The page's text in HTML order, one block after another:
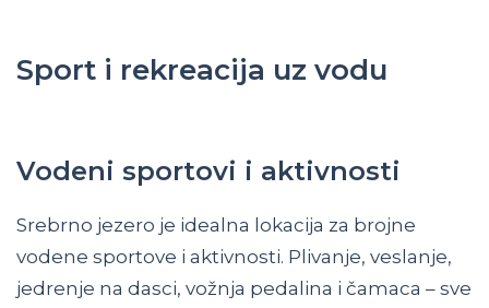
Sport i rekreacija uz vodu
Vodeni sportovi i aktivnosti
Srebrno jezero je idealna lokacija za brojne
vodene sportove i aktivnosti. Plivanje, veslanje,
jedrenje na dasci, vožnja pedalina i čamaca – sve